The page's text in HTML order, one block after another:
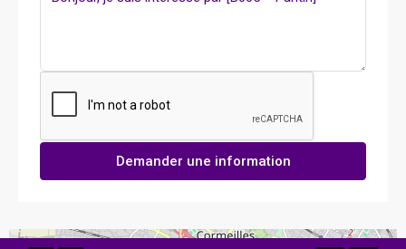
Demander une information